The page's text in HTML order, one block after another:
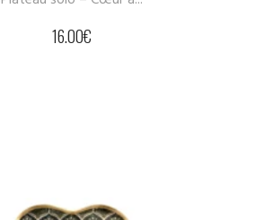
16.00€